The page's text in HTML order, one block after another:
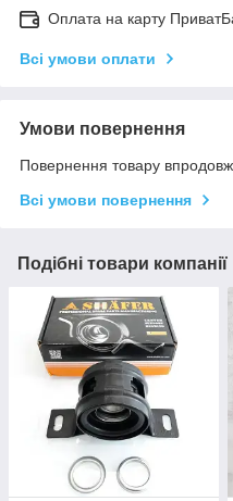
Оплата на карту
Всі умови оплати
Умови повернення
Повернення товару
Всі умови повернення
Подібні товари компанії